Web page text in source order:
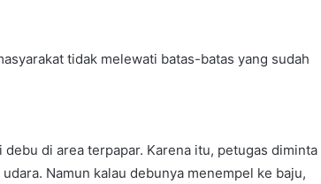
tidak melewati batas-batas yang sudah
di area terpapar. Karena itu, petugas diminta
Namun kalau debunya menempel ke baju,